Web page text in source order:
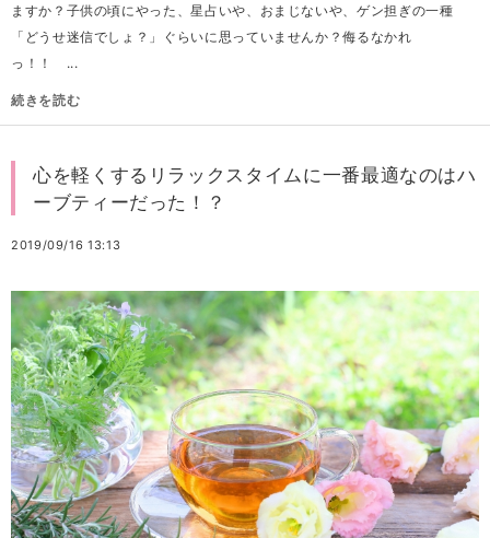
ますか？子供の頃にやった、星占いや、おまじないや、ゲン担ぎの一種
「どうせ迷信でしょ？」ぐらいに思っていませんか？侮るなかれ
っ！！ ...
続きを読む
心を軽くするリラックスタイムに一番最適なのはハ
ーブティーだった！？
2019/09/16 13:13